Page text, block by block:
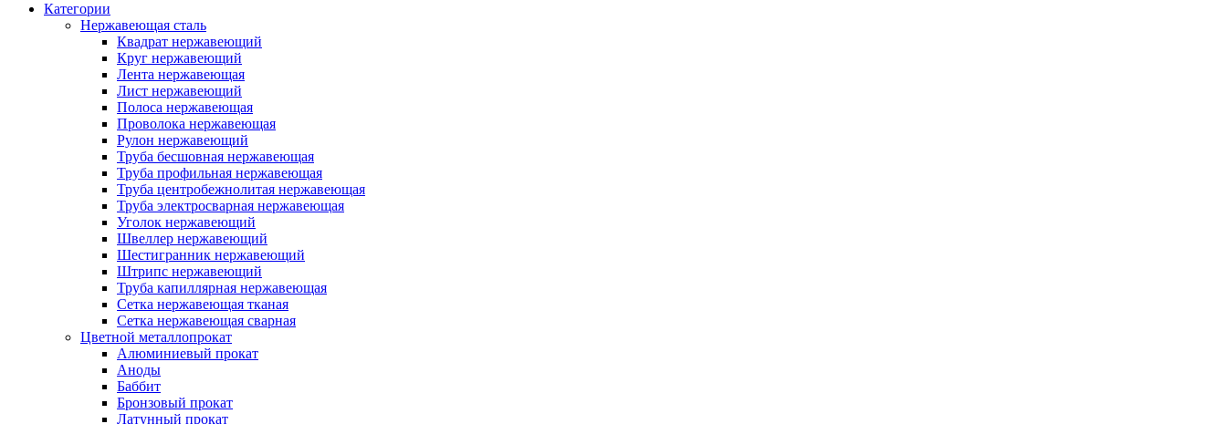
Категории
Нержавеющая сталь
Квадрат нержавеющий
Круг нержавеющий
Лента нержавеющая
Лист нержавеющий
Полоса нержавеющая
Проволока нержавеющая
Рулон нержавеющий
Труба бесшовная нержавеющая
Труба профильная нержавеющая
Труба центробежнолитая нержавеющая
Труба электросварная нержавеющая
Уголок нержавеющий
Швеллер нержавеющий
Шестигранник нержавеющий
Штрипс нержавеющий
Труба капиллярная нержавеющая
Сетка нержавеющая тканая
Сетка нержавеющая сварная
Цветной металлопрокат
Алюминиевый прокат
Аноды
Баббит
Бронзовый прокат
Латунный прокат